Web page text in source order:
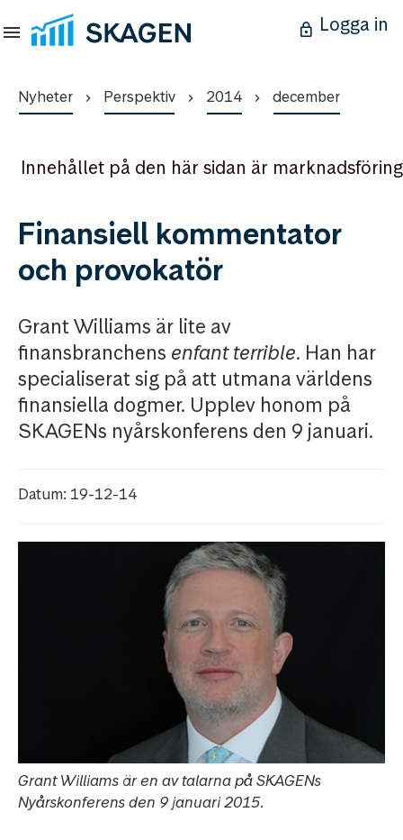
Logga in
Nyheter Perspektiv 2014 december
Innehållet på den här sidan är marknadsföring
Finansiell kommentator
och provokatör
Grant Williams är lite av
finansbranchens enfant terrible. Han har
specialiserat sig på att utmana världens
finansiella dogmer. Upplev honom på
SKAGENs nyårskonferens den 9 januari.
Datum: 19-12-14
Grant Williams är en av talarna på SKAGENs
Nyårskonferens den 9 januari 2015.